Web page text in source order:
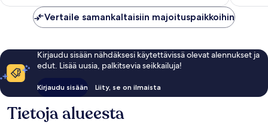
arvostelua
Vertaile samankaltaisiin majoituspaikkoihin
Kirjaudu sisään nähdäksesi käytettävissä olevat alennukset ja
edut. Lisää uusia, palkitsevia seikkailuja!
Kirjaudu sisään Liity, se on ilmaista
Tietoja alueesta